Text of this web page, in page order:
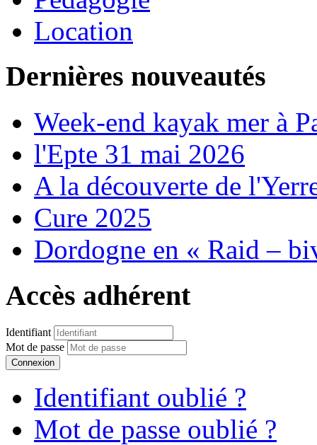
Location
Dernières nouveautés
Week-end kayak mer à
l'Epte 31 mai 2026
A la découverte de
Cure 2025
Dordogne en « Raid –
Accès adhérent
Identifiant
Mot de passe
Connexion
Identifiant oublié ?
Mot de passe oublié ?